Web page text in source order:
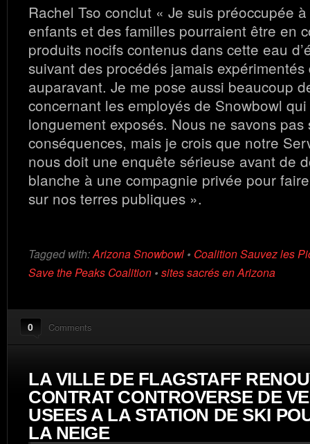
Rachel Tso conclut « Je suis préoccupée
enfants et des familles pourraient être en
produits nocifs contenus dans cette eau
suivant des procédés jamais
auparavant. Je me pose aussi beaucoup
concernant les employés de Snowbowl
longuement exposés. Nous ne savons
conséquences, mais je crois que notre
nous doit une enquête sérieuse avant de
blanche à une compagnie privée pour
sur nos terres publiques ».
Tagged with:Arizona Snowbowl • Coalition Sauvez les
Save the Peaks Coalition • sites sacrés en Arizona
0 Comments
LA VILLE DE FLAGSTAFF
CONTRAT CONTROVERSE DE
USEES A LA STATION DE SKI
LA NEIGE